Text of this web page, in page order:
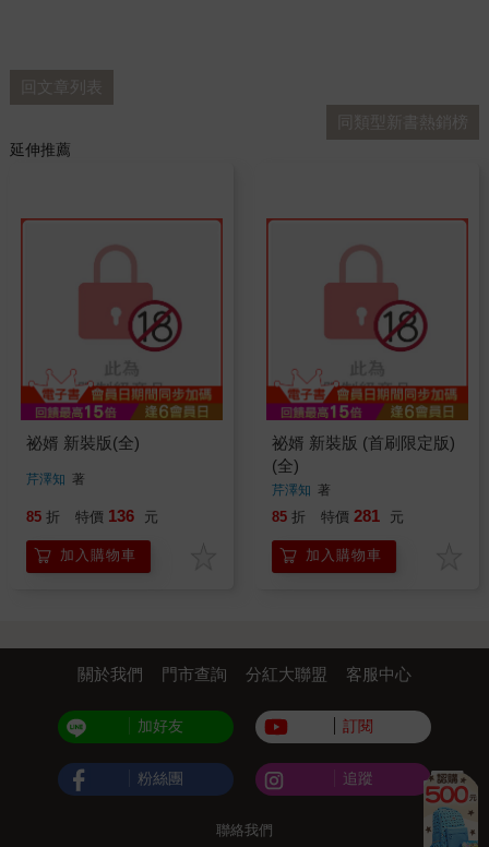
回文章列表
同類型新書熱銷榜
延伸推薦
祕婿 新裝版(全)
芹澤知 著
85 折 特價 136 元
加入購物車
祕婿 新裝版 (首刷限定版)
(全)
芹澤知 著
85 折 特價 281 元
加入購物車
關於我們 門市查詢 分紅大聯盟 客服中心
加好友 訂閱
粉絲團 追蹤
聯絡我們